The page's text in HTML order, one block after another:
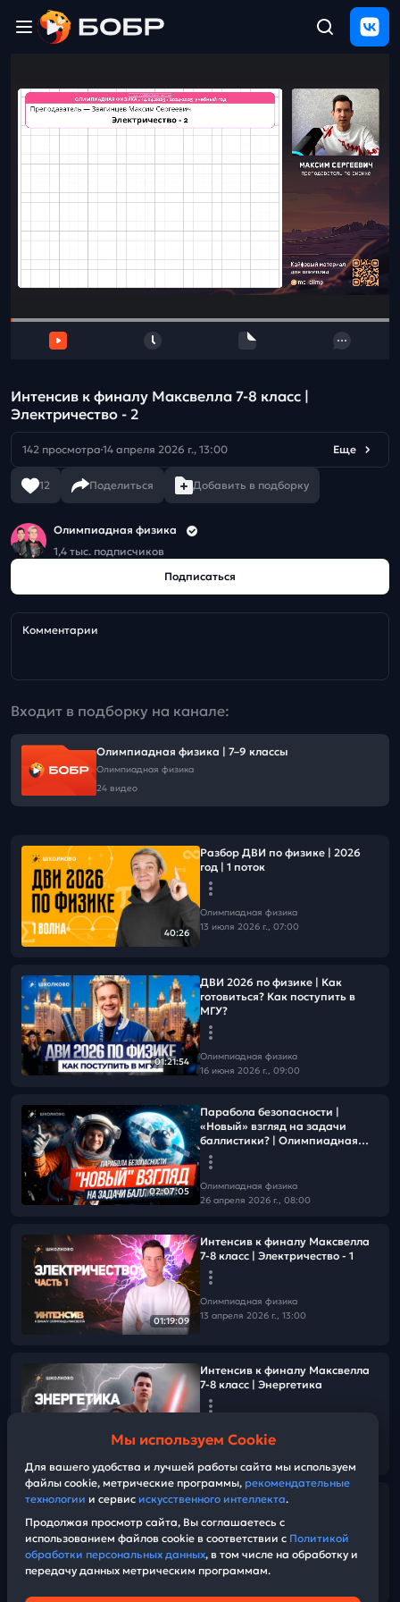
ЩЕЛЧОК
2026
Полезные
сочинений
поддержка
и
Интенсив к финалу Максвелла 7-8 класс |
Электричество - 2
142 просмотра 14 апреля 2026 г., 13:00 Еще
12 Поделиться Добавить в подборку
Олимпиадная физика
1,4 тыс. подписчиков
Подписаться
Комментарии
Входит в подборку на канале:
Олимпиадная физика | 7–9 классы
Олимпиадная физика
24 видео
40:26
Разбор ДВИ по физике | 2026
год | 1 поток
Олимпиадная физика
13 июля 2026 г., 07:00
01:21:54
ДВИ 2026 по физике | Как
готовиться? Как поступить в
МГУ?
Олимпиадная физика
16 июня 2026 г., 09:00
02:07:05
Парабола безопасности |
«Новый» взгляд на задачи
баллистики? | Олимпиадная
физика
Олимпиадная физика
26 апреля 2026 г., 08:00
01:19:09
Интенсив к финалу Максвелла
7-8 класс | Электричество - 1
Олимпиадная физика
13 апреля 2026 г., 13:00
Интенсив к финалу Максвелла
7-8 класс | Энергетика
13 апреля 2026 г., 09:00
Интенсив к финалу Максвелла
Олимпиадная физика
12 апреля 2026 г., 12:00
Мы используем Cookie
Для вашего удобства и лучшей работы сайта мы используем
файлы cookie, метрические программы, рекомендательные
технологии и сервис искусственного интеллекта.
Продолжая просмотр сайта, Вы соглашаетесь с
использованием файлов cookie в соответствии с Политикой
обработки персональных данных, в том числе на обработку и
передачу данных метрическим программам.